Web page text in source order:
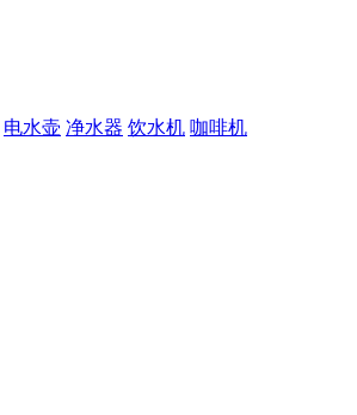
电水壶 净水器 饮水机 咖啡机